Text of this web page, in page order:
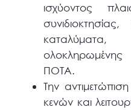
ισχύοντος
ολοκληρωμένης
ΠΟΤΑ.
Την
κενών και